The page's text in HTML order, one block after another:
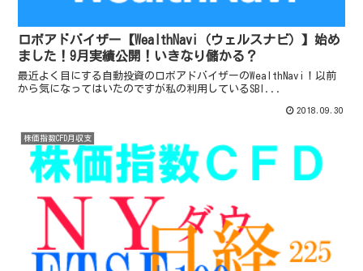
ロボアドバイザー【WealthNavi（ウェルスナビ）】始め
ました！9月実績公開！いきなり儲かる？
最近よく目にする自動投資のロボアドバイザーのWealthNavi！以前
から気になってはいたのですが私の利用しているSBI...
2018.09.30
株価指数CFD月収支